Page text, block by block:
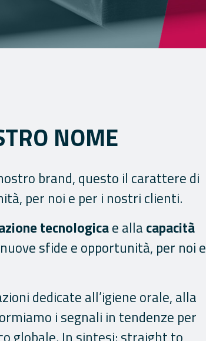
NOME
brand, questo il carattere di
per noi e per i nostri clienti.
tecnologicae alla capacità
sfide e opportunità, per noi e
dedicate all’igiene orale, alla
i segnali in tendenze per